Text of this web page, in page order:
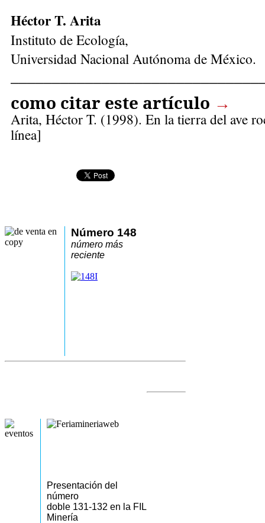
Héctor T. Arita
Instituto de Ecología,
Universidad Nacional Autónoma de México.
como citar este artículo →
Arita, Héctor T. (1998). En la tierra del ave
línea]
Número 148
número más
reciente
Presentación del
número
doble 131-132 en la FIL
Minería